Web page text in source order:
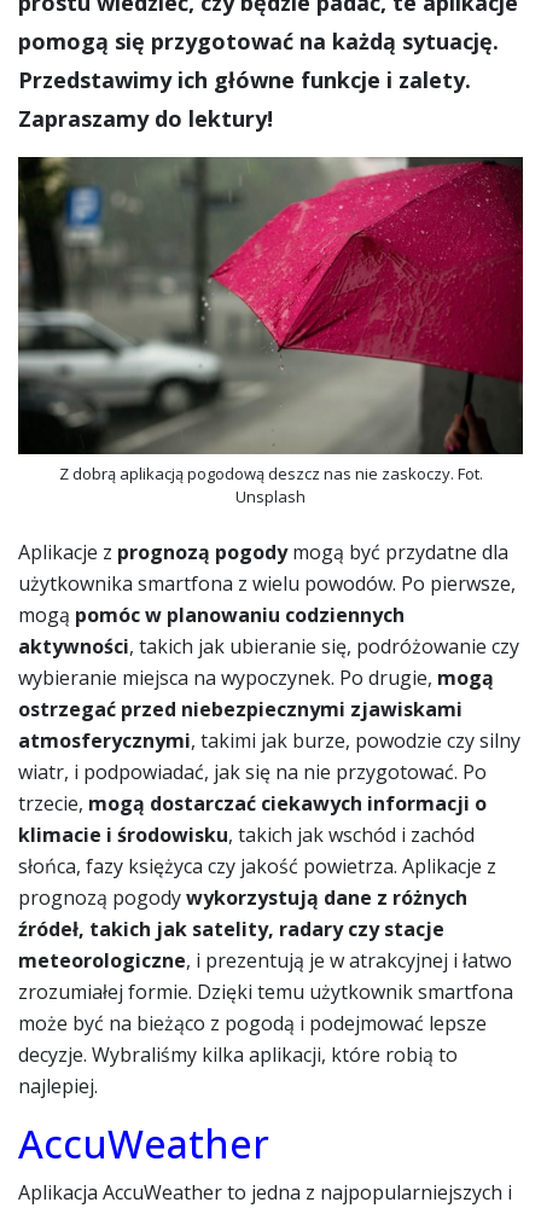
pomogą się przygotować na każdą sytuację.
Przedstawimy ich główne funkcje i zalety.
Zapraszamy do lektury!
Z dobrą aplikacją pogodową deszcz nas nie zaskoczy. Fot.
Unsplash
Aplikacje z prognozą pogodymogą być przydatne dla
użytkownika smartfona z wielu powodów. Po pierwsze,
mogą pomóc w planowaniu codziennych
aktywności, takich jak ubieranie się, podróżowanie czy
wybieranie miejsca na wypoczynek. Po drugie, mogą
ostrzegać przed niebezpiecznymi zjawiskami
atmosferycznymi, takimi jak burze, powodzie czy silny
wiatr, i podpowiadać, jak się na nie przygotować. Po
trzecie, mogą dostarczać ciekawych informacji o
klimacie i środowisku, takich jak wschód i zachód
słońca, fazy księżyca czy jakość powietrza. Aplikacje z
prognozą pogodywykorzystują dane z różnych
źródeł, takich jak satelity, radary czy stacje
meteorologiczne, i prezentują je w atrakcyjnej i łatwo
zrozumiałej formie. Dzięki temu użytkownik smartfona
może być na bieżąco z pogodą i podejmować lepsze
decyzje. Wybraliśmy kilka aplikacji, które robią to
najlepiej.
AccuWeather
Aplikacja AccuWeather to jedna z najpopularniejszych i